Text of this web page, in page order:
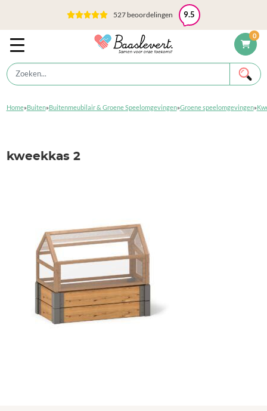
0
527 beoordelingen 9.5
Home»Buiten»Buitenmeubilair & Groene Speelomgevingen»Groene speelomgevingen»
kweekkas 2